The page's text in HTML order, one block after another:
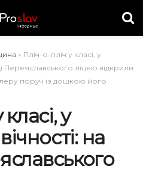
» Пліч-о-пліч у класі, у
Переяславського ліцею відкрили
поруч із дошкою його
у
на